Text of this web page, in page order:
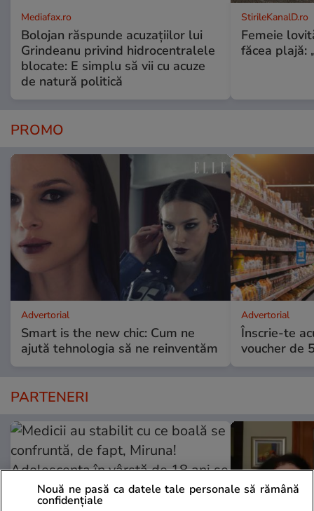
Mediafax.ro
Bolojan răspunde acuzațiilor lui
Grindeanu privind hidrocentralele
blocate: E simplu să vii cu acuze
de natură politică
StirileKanalD.ro
Femeie
făcea plajă:
PROMO
Advertorial
Smart is the new chic: Cum ne
ajută tehnologia să ne reinventăm
Advertorial
Înscrie-te
voucher de
PARTENERI
Nouă ne pasă ca datele tale personale să rămână
confidențiale